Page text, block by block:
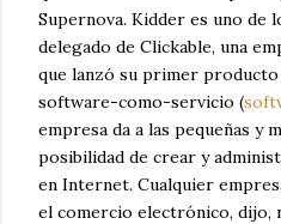
Supernova. Kidder es uno de
delegado de Clickable, una
que lanzó su primer
software-como-servicio (
empresa da a las pequeñas y
posibilidad de crear y
en Internet. Cualquier
el comercio electrónico, dijo,